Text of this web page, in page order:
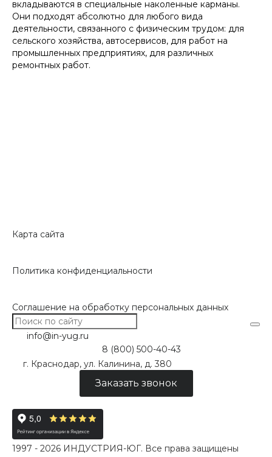
вкладываются в специальные наколенные карманы.
Они подходят абсолютно для любого вида
деятельности, связанного с физическим трудом: для
сельского хозяйства, автосервисов, для работ на
промышленных предприятиях, для различных
ремонтных работ.
Карта сайта
Политика конфиденциальности
Соглашение на обработку персональных данных
info@in-yug.ru
8 (800) 500-40-43
г. Краснодар, ул. Калинина, д. 380
Заказать звонок
1997 - 2026 ИНДУСТРИЯ-ЮГ. Все права защищены